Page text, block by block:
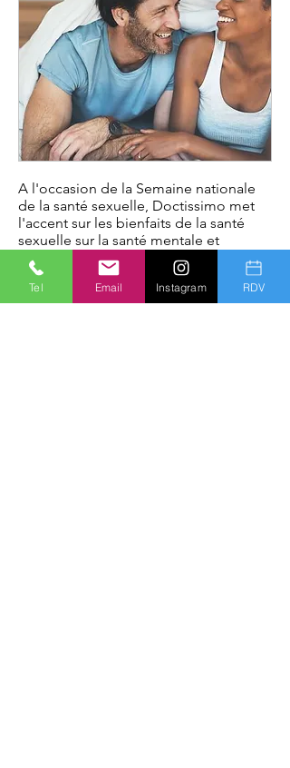
A l'occasion de la Semaine nationale
de la santé sexuelle, Doctissimo met
l'accent sur les bienfaits de la santé
sexuelle sur la santé mentale et
physique avec Gianpaolo Furguiele,
sexologue sur Nice
Tel Email Instagram RDV